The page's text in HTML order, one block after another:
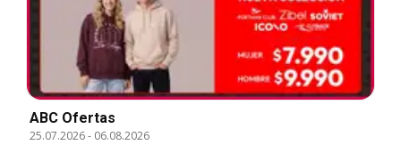
ABC Ofertas
25.07.2026- 06.08.2026